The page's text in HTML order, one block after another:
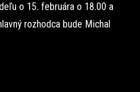
o 15. februára o 18.00 a
rozhodca bude Michal